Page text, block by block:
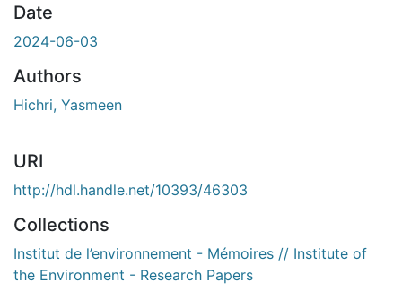
Date
2024-06-03
Authors
Hichri, Yasmeen
URI
http://hdl.handle.net/10393/46303
Collections
Institut de l’environnement - Mémoires // Institute of
the Environment - Research Papers